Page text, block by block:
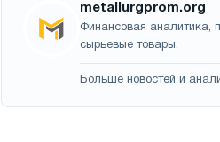
metallurgprom.org
Финансовая аналитика,
сырьевые товары.
Больше новостей и